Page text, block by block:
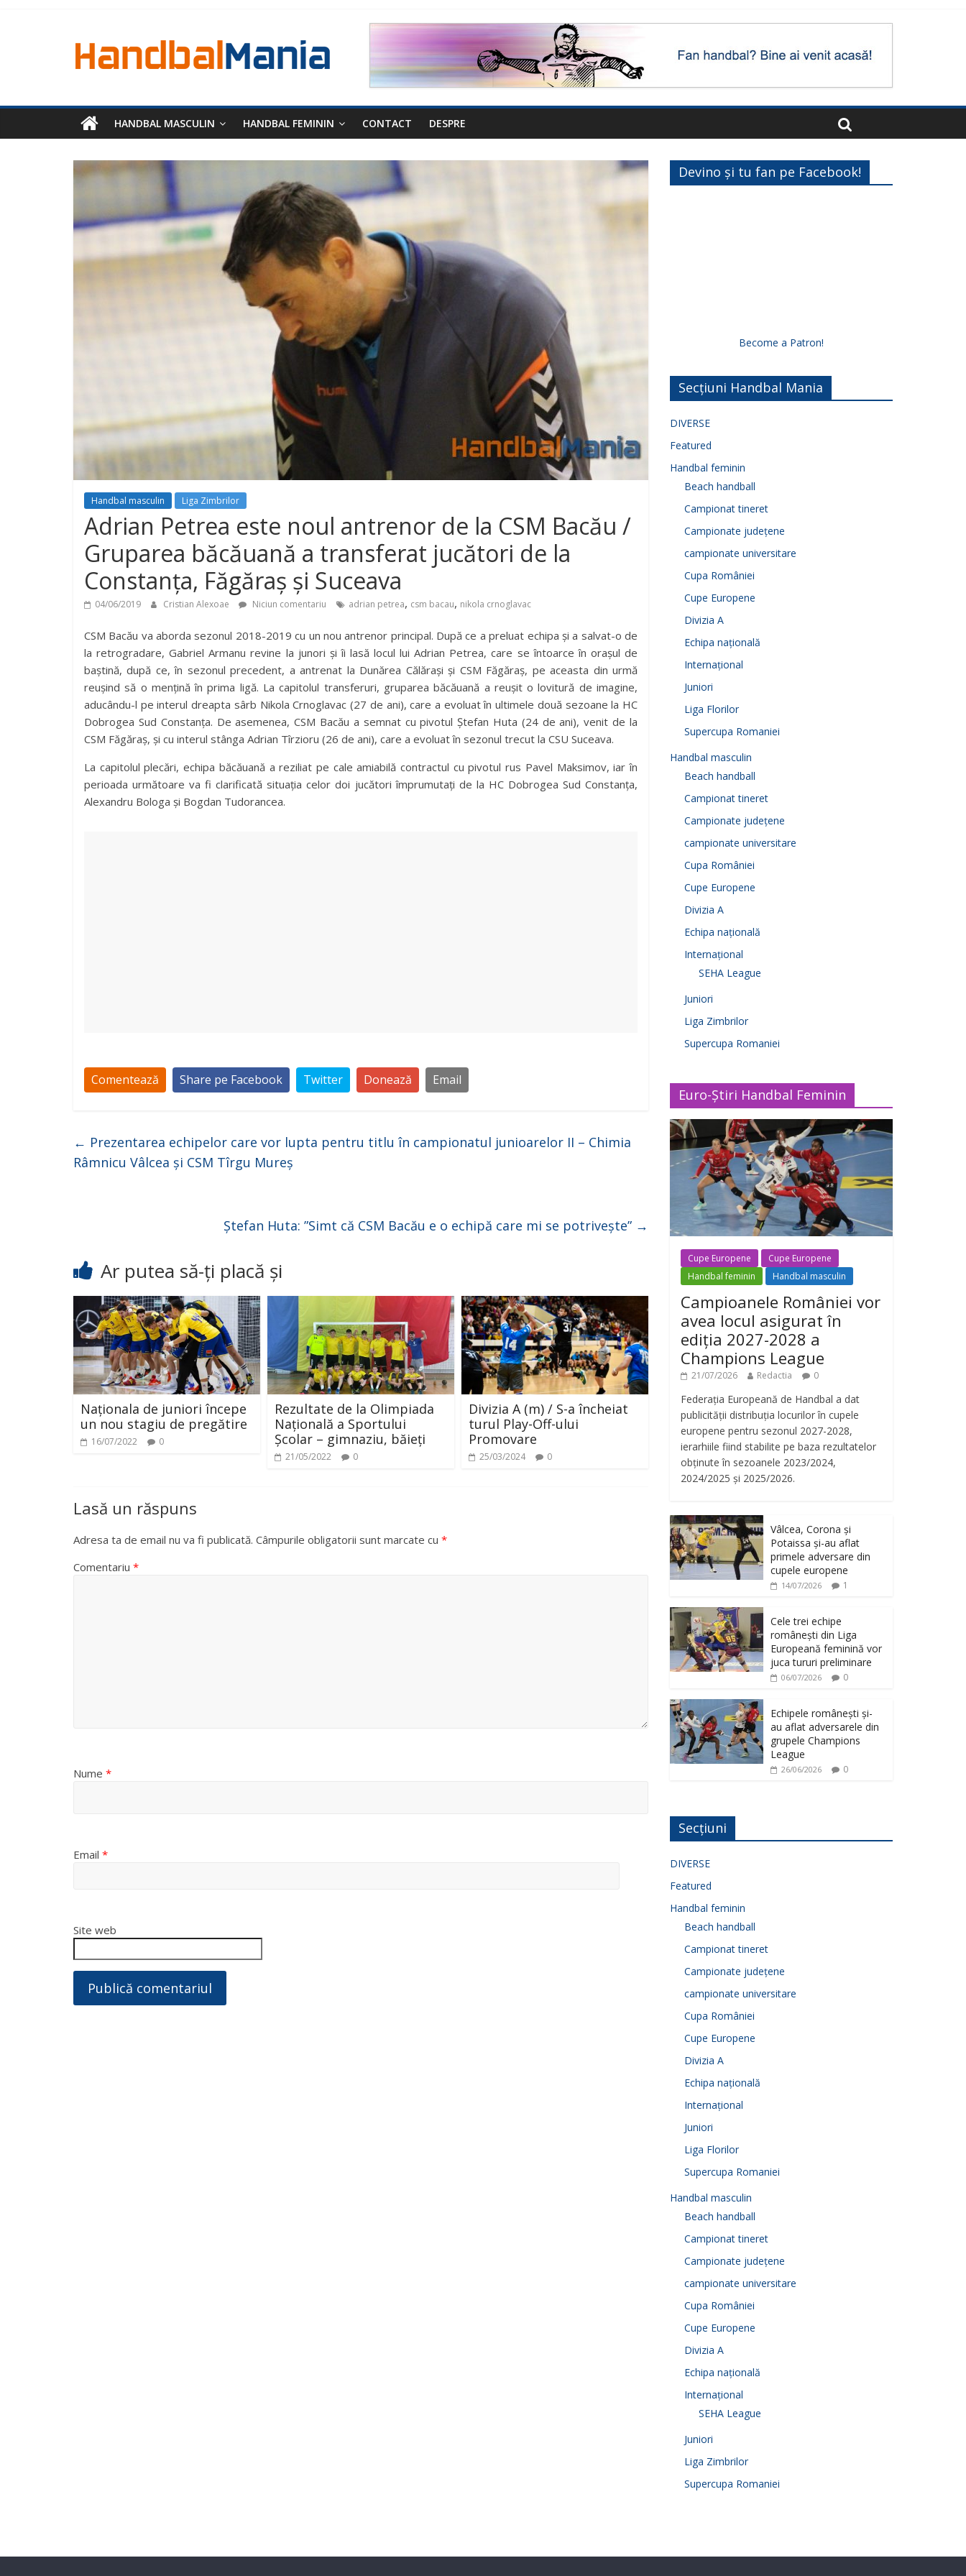
HANDBAL MASCULIN HANDBAL FEMININ CONTACT DESPRE
Handbal masculin Liga Zimbrilor
Adrian Petrea este noul antrenor de la CSM Bacău /
Gruparea băcăuană a transferat jucători de la
Constanța, Făgăraș și Suceava
04/06/2019 Cristian Alexoae Niciun comentariu adrian petrea, csm bacau, nikola crnoglavac
CSM Bacău va aborda sezonul 2018-2019 cu un nou antrenor principal. După ce a preluat echipa și a salvat-o de
la retrogradare, Gabriel Armanu revine la junori și îi lasă locul lui Adrian Petrea, care se întoarce în orașul de
baștină, după ce, în sezonul precedent, a antrenat la Dunărea Călărași și CSM Făgăraș, pe aceasta din urmă
reușind să o mențină în prima ligă. La capitolul transferuri, gruparea băcăuană a reușit o lovitură de imagine,
aducându-l pe interul dreapta sârb Nikola Crnoglavac (27 de ani), care a evoluat în ultimele două sezoane la HC
Dobrogea Sud Constanța. De asemenea, CSM Bacău a semnat cu pivotul Ștefan Huta (24 de ani), venit de la
CSM Făgăraș, și cu interul stânga Adrian Tîrzioru (26 de ani), care a evoluat în sezonul trecut la CSU Suceava.
La capitolul plecări, echipa băcăuană a reziliat pe cale amiabilă contractul cu pivotul rus Pavel Maksimov, iar în
perioada următoare va fi clarificată situația celor doi jucători împrumutați de la HC Dobrogea Sud Constanța,
Alexandru Bologa și Bogdan Tudorancea.
Comentează Share pe Facebook Twitter Donează Email
← Prezentarea echipelor care vor lupta pentru titlu în campionatul junioarelor II – Chimia
Râmnicu Vâlcea și CSM Tîrgu Mureș
Ștefan Huta: ”Simt că CSM Bacău e o echipă care mi se potrivește” →
Ar putea să-ți placă și
Naționala de juniori începe
un nou stagiu de pregătire
16/07/2022 0
Rezultate de la Olimpiada
Națională a Sportului
Școlar – gimnaziu, băieți
21/05/2022 0
Divizia A (m) / S-a încheiat
turul Play-Off-ului
Promovare
25/03/2024 0
Lasă un răspuns
Adresa ta de email nu va fi publicată. Câmpurile obligatorii sunt marcate cu *
Comentariu *
Nume *
Email *
Site web
Devino și tu fan pe Facebook!
Become a Patron!
Secțiuni Handbal Mania
DIVERSE
Featured
Handbal feminin
Beach handball
Campionat tineret
Campionate județene
campionate universitare
Cupa României
Cupe Europene
Divizia A
Echipa națională
Internațional
Juniori
Liga Florilor
Supercupa Romaniei
Handbal masculin
Beach handball
Campionat tineret
Campionate județene
campionate universitare
Cupa României
Cupe Europene
Divizia A
Echipa națională
Internațional
SEHA League
Juniori
Liga Zimbrilor
Supercupa Romaniei
Euro-Știri Handbal Feminin
Cupe Europene
Cupe Europene
Handbal feminin
Handbal masculin
Campioanele României vor
avea locul asigurat în
ediția 2027-2028 a
Champions League
21/07/2026 Redactia 0
Federația Europeană de Handbal a dat
publicității distribuția locurilor în cupele
europene pentru sezonul 2027-2028,
ierarhiile fiind stabilite pe baza rezultatelor
obținute în sezoanele 2023/2024,
2024/2025 și 2025/2026.
Vâlcea, Corona și
Potaissa și-au aflat
primele adversare din
cupele europene
14/07/2026 1
Cele trei echipe
românești din Liga
Europeană feminină vor
juca tururi preliminare
06/07/2026 0
Echipele românești și-
au aflat adversarele din
grupele Champions
League
26/06/2026 0
Secțiuni
DIVERSE
Featured
Handbal feminin
Beach handball
Campionat tineret
Campionate județene
campionate universitare
Cupa României
Cupe Europene
Divizia A
Echipa națională
Internațional
Juniori
Liga Florilor
Supercupa Romaniei
Handbal masculin
Beach handball
Campionat tineret
Campionate județene
campionate universitare
Cupa României
Cupe Europene
Divizia A
Echipa națională
Internațional
SEHA League
Juniori
Liga Zimbrilor
Supercupa Romaniei